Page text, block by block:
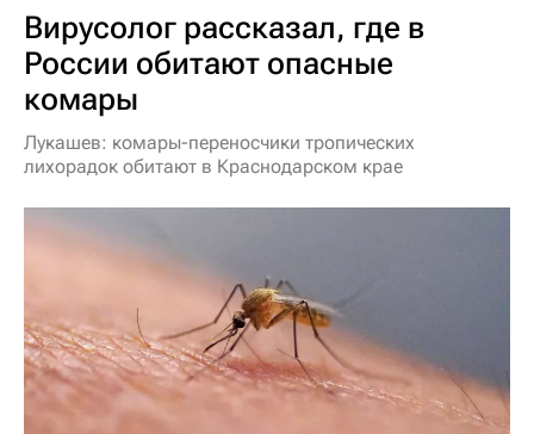
Вирусолог рассказал, где в
России обитают опасные
комары
Лукашев: комары-переносчики тропических
лихорадок обитают в Краснодарском крае